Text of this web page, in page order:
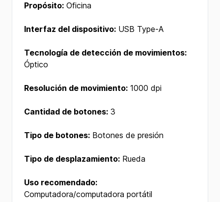
Propósito: Oficina
Interfaz del dispositivo: USB Type-A
Tecnología de detección de movimientos:
Óptico
Resolución de movimiento: 1000 dpi
Cantidad de botones: 3
Tipo de botones: Botones de presión
Tipo de desplazamiento: Rueda
Uso recomendado:
Computadora/computadora portátil